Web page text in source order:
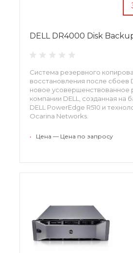
DELL DR4000 Disk
Система резервного
восстановления после сбоев
новое усовершенствованное
компании DELL, созданная на
DELL PowerEdge R510 и
Ocarina Networks.
• Цена — Цена по запросу